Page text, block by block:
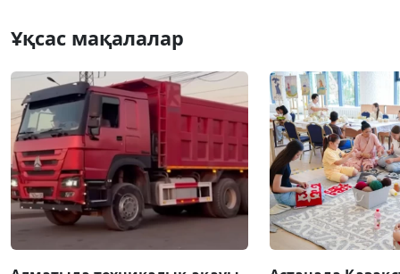
Ұқсас мақалалар